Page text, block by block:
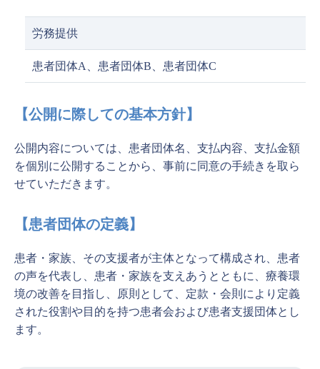
労務提供
患者団体A、患者団体B、患者団体C
【公開に際しての基本方針】
公開内容については、患者団体名、支払内容、支払金額
を個別に公開することから、事前に同意の手続きを取ら
せていただきます。
【患者団体の定義】
患者・家族、その支援者が主体となって構成され、患者
の声を代表し、患者・家族を支えあうとともに、療養環
境の改善を目指し、原則として、定款・会則により定義
された役割や目的を持つ患者会および患者支援団体とし
ます。